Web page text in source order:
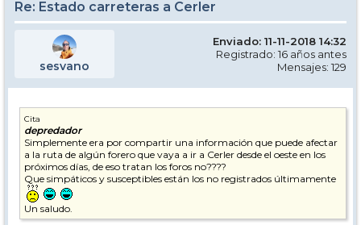
Re: Estado carreteras a Cerler
sesvano
Enviado: 11-11-2018 14:32
Registrado: 16 años antes
Mensajes: 129
Cita
depredador
Simplemente era por compartir una información que puede afectar
a la ruta de algún forero que vaya a ir a Cerler desde el oeste en los
próximos días, de eso tratan los foros no????
Que simpáticos y susceptibles están los no registrados últimamente
Un saludo.